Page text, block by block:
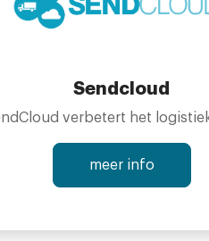
Sendcloud
meer info